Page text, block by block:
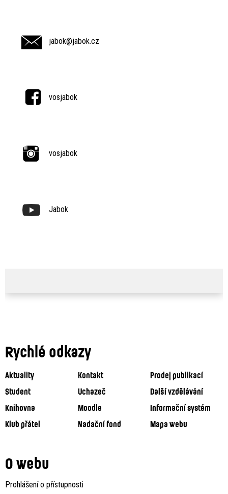
jabok@jabok.cz
vosjabok
vosjabok
Jabok
Rychlé odkazy
Aktuality Kontakt
Prodej publikací
Student
Uchazeč
Další vzdělávání
Knihovna
Moodle
Informační systém
Klub přátel
Nadační fond Mapa webu
O webu
Prohlášení o přístupnosti